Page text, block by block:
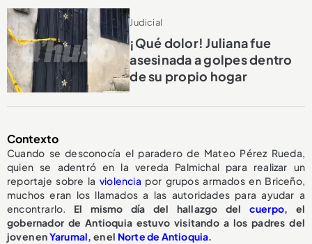
Judicial
¡Qué dolor! Juliana fue
asesinada a golpes dentro
de su propio hogar
Contexto
Cuando se desconocía el paradero de Mateo Pérez Rueda,
quien se adentró en la vereda Palmichal para realizar un
reportaje sobre la violencia por grupos armados en Briceño,
muchos eran los llamados a las autoridades para ayudar a
encontrarlo. El mismo día del hallazgo del cuerpo, el
gobernador de Antioquia estuvo visitando a los padres del
joven enYarumal, en el Norte de Antioquia.